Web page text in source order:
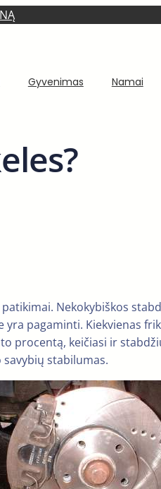
Gyvenimas Namai
Nekokybiškos
pagaminti. Kiekvienas
procentą, keičiasi ir
stabilumas.